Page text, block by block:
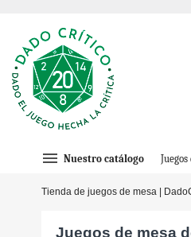
menu Nuestro catálogo
Tienda de juegos de mesa |
Juegos de mesa